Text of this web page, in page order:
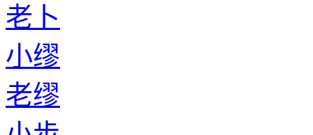
老卜
小缪
老缪